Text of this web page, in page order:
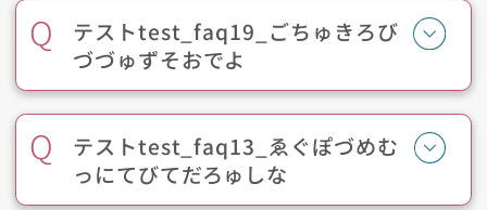
Q
テストtest_faq19_ごちゅきろび
づづゅずそおでよ
Q
テストtest_faq13_ゑぐぽづめむ
っにてびてだろゅしな